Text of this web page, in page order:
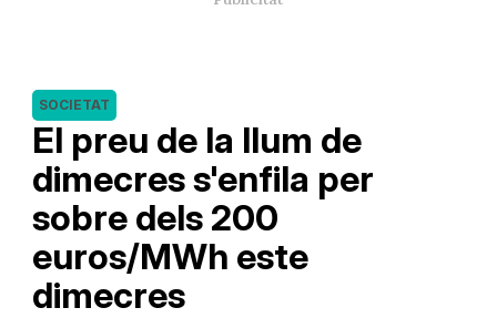
El preu de la llum de
dimecres s'enfila per
sobre dels 200
euros/MWh este
dimecres
SOCIETAT